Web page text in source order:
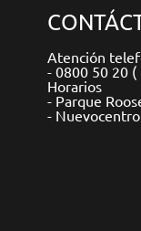
Atención
- 0800 50 20 (
Horarios
- Parque
-